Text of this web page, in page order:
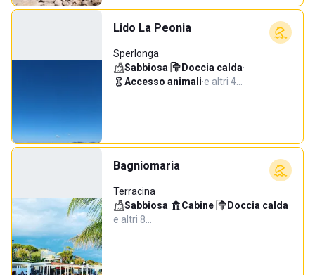
Lido La Peonia
Sperlonga
Sabbiosa· Doccia calda·
Accesso animali·e altri 4…
Bagniomaria
Terracina
Sabbiosa· Cabine· Doccia calda·
e altri 8…